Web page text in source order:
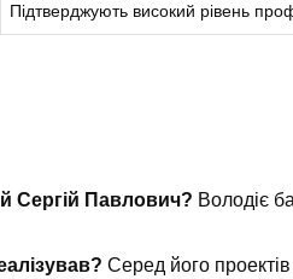
Підтверджують високий рівень
Сергій Павлович? Володіє
Серед його проектів